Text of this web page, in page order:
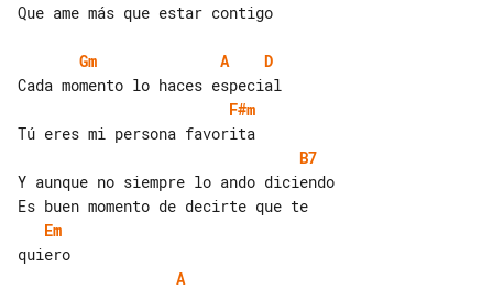
Que ame más que estar contigo
Gm A
D
F#m
B7
Y aunque no siempre lo ando diciendo
Em
A